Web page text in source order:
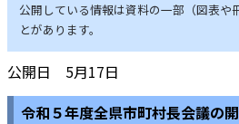
公開している情報は資料の一部（図表や
とがあります。
公開日 5月17日
令和５年度全県市町村長会議の